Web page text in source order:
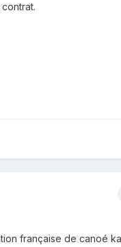
française de canoé